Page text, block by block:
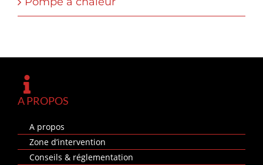
A PROPOS
A propos
Zone d’intervention
Conseils & réglementation